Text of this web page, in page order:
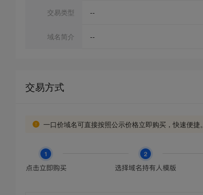
交易类型 --
域名简介 --
交易方式
一口价域名可直接按照公示价格立即购买，快速便捷。